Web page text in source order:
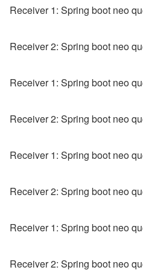
Receiver 1: Spring boot neo
Receiver 2: Spring boot neo
Receiver 1: Spring boot neo
Receiver 2: Spring boot neo
Receiver 1: Spring boot neo
Receiver 2: Spring boot neo
Receiver 1: Spring boot neo
Receiver 2: Spring boot neo